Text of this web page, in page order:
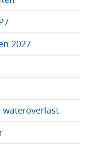
2027
wateroverlast